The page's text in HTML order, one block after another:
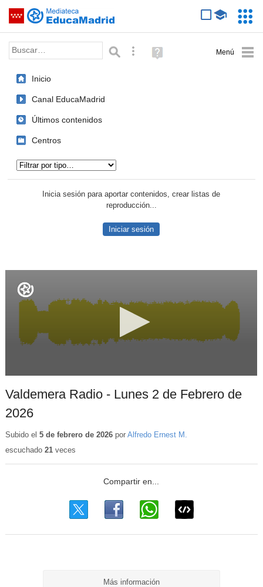
Saltar navegación
Palabra o frase: Búsqueda avanzada
Ayuda
(en
Inicio
Canal EducaMadrid
Últimos contenidos
Centros
Inicia sesión para aportar contenidos, crear listas de
reproducción...
Iniciar sesión
Valdemera Radio - Lunes 2 de Febrero de
2026
Subido el 5 de febrero de 2026por Alfredo Ernest M.
escuchado 21veces
Más información